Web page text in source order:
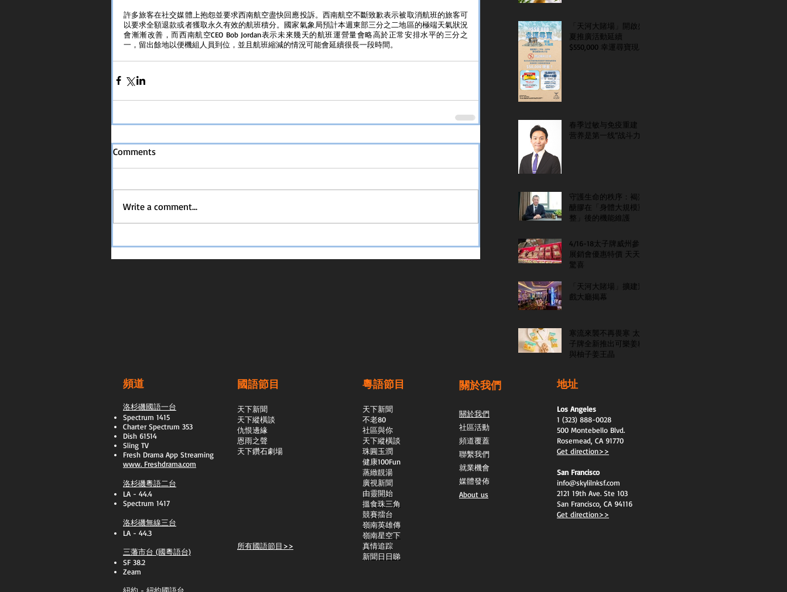
許多旅客在社交媒體上抱怨並要求西南航空盡快回應投訴。西南航空不斷致歉表示被取消航班的旅客可
以要求全額退款或者獲取永久有效的航班積分。國家氣象局預計本週東部三分之二地區的極端天氣狀況
會漸漸改善，而西南航空CEO Bob Jordan表示未來幾天的航班運營量會略高於正常安排水平的三分之
一，留出餘地以便機組人員到位，並且航班縮減的情況可能會延續很長一段時間。
Comments
Write a comment...
「天河大賭場」開啟盛
夏推廣活動延續
$550,000 幸運尋寶現金
春季过敏与免疫重建：
营养是第一线“战斗力”
守護生命的秩序：褐藻
醣膠在「身體大規模重
整」後的機能維護
4/16-18太子牌威州參
展銷會優惠特價 天天
驚喜
「天河大賭場」擴建遊
戲大廳揭幕
寒流來襲不再畏寒 太
子牌全新推出可樂姜糖
與柚子姜王晶
頻道
洛杉磯國語一台
Spectrum 1415
Charter Spectrum 353
Dish 61514
Sling TV
​Fresh Drama App Streaming
www. Freshdrama.com
洛杉磯粵語二台
LA - 44.4
Spectrum 1417
洛杉磯無線三台
LA - 44.3
三藩市台 (國粵語台)
SF 38.2
Zeam
國語節目
天下新聞
天下縱橫談
​仇恨邊緣
恩雨之聲
天下鑽石劇場
所有國語節目>>
粵語節目
天下新聞
不老80
社區與你
天下縱橫談
​珠圓玉潤
​健康100Fun
蒸緻靚湯
​廣視新聞
由靈開始
搵食珠三角
競賽擂台
嶺南英雄傳
嶺南星空下
真情追踪
新聞日日睇
關於我們
關於我們
社區活動
頻道覆蓋
聯繫我們
就業機會
媒體發佈
About us
地址
Los Angeles
1 (323) 888-0028
500 Montebello Blvd.
Rosemead, CA 91770
Get direction>>
San Francisco
info@skylilnksf.com
2121 19th Ave. Ste 103
San Francisco, CA 94116
Get direction>>